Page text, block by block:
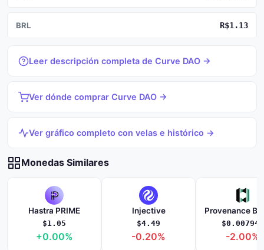
BRL R$1.13
Leer descripción completa de Curve DAO →
Ver dónde comprar Curve DAO →
Ver gráfico completo con velas e histórico →
Monedas Similares
Hastra PRIME
$1.05
+0.00%
Injective
$4.49
-0.20%
$0.007940
-2.00%